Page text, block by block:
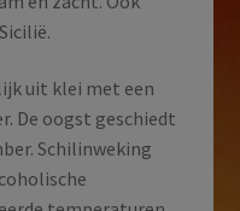
uit klei met een
De oogst geschiedt
Schilinweking